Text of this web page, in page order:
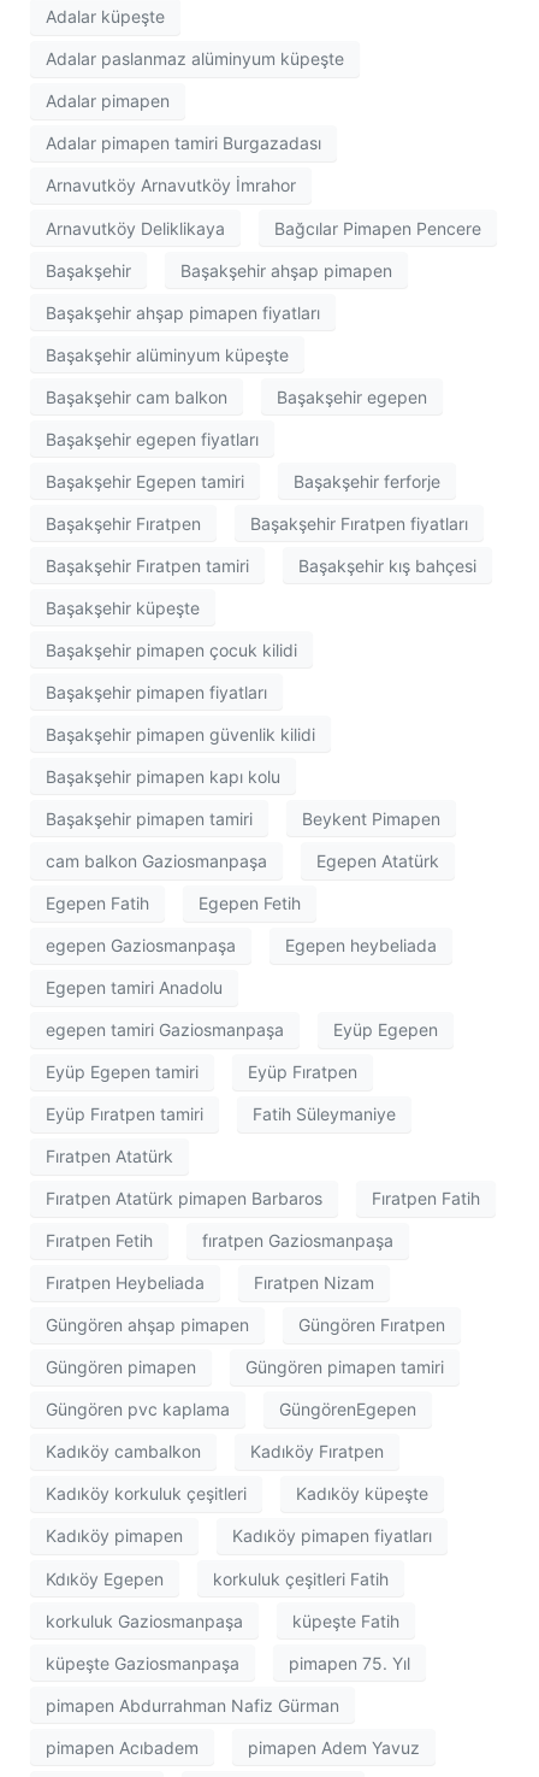
Adalar küpeşte
Adalar paslanmaz alüminyum küpeşte
Adalar pimapen
Adalar pimapen tamiri Burgazadası
Arnavutköy Arnavutköy İmrahor
Arnavutköy Deliklikaya Bağcılar Pimapen Pencere
Başakşehir Başakşehir ahşap pimapen
Başakşehir ahşap pimapen fiyatları
Başakşehir alüminyum küpeşte
Başakşehir cam balkon Başakşehir egepen
Başakşehir egepen fiyatları
Başakşehir Egepen tamiri Başakşehir ferforje
Başakşehir Fıratpen Başakşehir Fıratpen fiyatları
Başakşehir Fıratpen tamiri Başakşehir kış bahçesi
Başakşehir küpeşte
Başakşehir pimapen çocuk kilidi
Başakşehir pimapen fiyatları
Başakşehir pimapen güvenlik kilidi
Başakşehir pimapen kapı kolu
Başakşehir pimapen tamiri Beykent Pimapen
cam balkon Gaziosmanpaşa Egepen Atatürk
Egepen Fatih Egepen Fetih
egepen Gaziosmanpaşa Egepen heybeliada
Egepen tamiri Anadolu
egepen tamiri Gaziosmanpaşa Eyüp Egepen
Eyüp Egepen tamiri Eyüp Fıratpen
Eyüp Fıratpen tamiri Fatih Süleymaniye
Fıratpen Atatürk
Fıratpen Atatürk pimapen Barbaros Fıratpen Fatih
Fıratpen Fetih fıratpen Gaziosmanpaşa
Fıratpen Heybeliada Fıratpen Nizam
Güngören ahşap pimapen Güngören Fıratpen
Güngören pimapen Güngören pimapen tamiri
Güngören pvc kaplama GüngörenEgepen
Kadıköy cambalkon Kadıköy Fıratpen
Kadıköy korkuluk çeşitleri Kadıköy küpeşte
Kadıköy pimapen Kadıköy pimapen fiyatları
Kdıköy Egepen korkuluk çeşitleri Fatih
korkuluk Gaziosmanpaşa küpeşte Fatih
küpeşte Gaziosmanpaşa pimapen 75. Yıl
pimapen Abdurrahman Nafiz Gürman
pimapen Acıbadem pimapen Adem Yavuz